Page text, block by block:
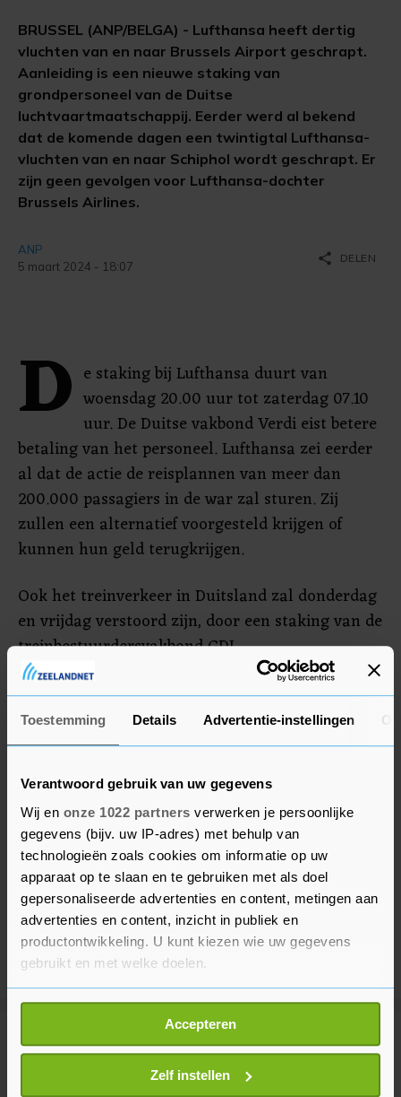
Toestemming Details Advertentie-instellingen
Verantwoord gebruik van uw gegevens
Wij en onze 1022 partners verwerken je persoonlijke
gegevens (bijv. uw IP-adres) met behulp van
technologieën zoals cookies om informatie op uw
apparaat op te slaan en te gebruiken met als doel
gepersonaliseerde advertenties en content, metingen aan
advertenties en content, inzicht in publiek en
productontwikkeling. U kunt kiezen wie uw gegevens
gebruikt en met welke doelen.
Als u het toestaat, willen we ook graag:
Informatie verzamelen over uw geografische
locatie, die tot een paar meter nauwkeurig kan zijn
Uw apparaat identificeren door het actief te
Accepteren
Zelf instellen
BRUSSEL (ANP/BELGA) - Lufthansa heeft dertig
vluchten van en naar Brussels Airport geschrapt.
Aanleiding is een nieuwe staking van
grondpersoneel van de Duitse
luchtvaartmaatschappij. Eerder werd al bekend
dat de komende dagen een twintigtal Lufthansa-
vluchten van en naar Schiphol wordt geschrapt. Er
zijn geen gevolgen voor Lufthansa-dochter
Brussels Airlines.
ANP
5 maart 2024 - 18:07
share DELEN
D e staking bij Lufthansa duurt van
woensdag 20.00 uur tot zaterdag 07.10
uur. De Duitse vakbond Verdi eist betere
betaling van het personeel. Lufthansa zei eerder
al dat de actie de reisplannen van meer dan
200.000 passagiers in de war zal sturen. Zij
zullen een alternatief voorgesteld krijgen of
kunnen hun geld terugkrijgen.
Ook het treinverkeer in Duitsland zal donderdag
en vrijdag verstoord zijn, door een staking van de
treinbestuurdersvakbond GDL.
Meer uit Financieel